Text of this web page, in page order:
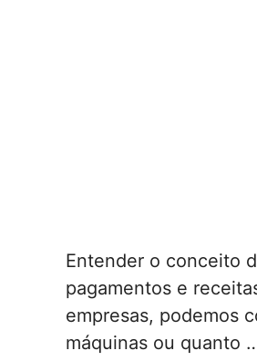
Entender o conceito
pagamentos e
empresas, podemos
máquinas ou quanto